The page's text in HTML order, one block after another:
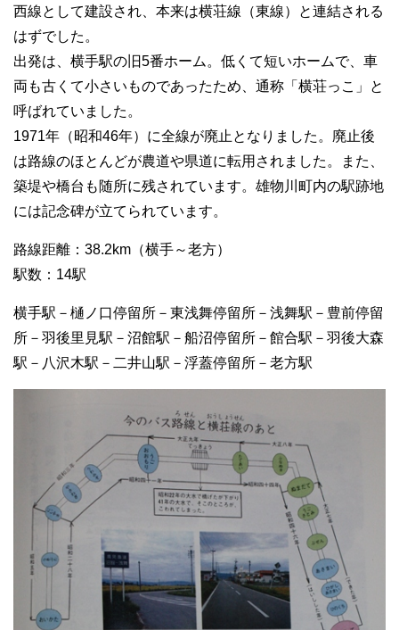
西線として建設され、本来は横荘線（東線）と連結される
はずでした。
出発は、横手駅の旧5番ホーム。低くて短いホームで、車
両も古くて小さいものであったため、通称「横荘っこ」と
呼ばれていました。
1971年（昭和46年）に全線が廃止となりました。廃止後
は路線のほとんどが農道や県道に転用されました。また、
築堤や橋台も随所に残されています。雄物川町内の駅跡地
には記念碑が立てられています。
路線距離：38.2km（横手～老方）
駅数：14駅
横手駅－樋ノ口停留所－東浅舞停留所－浅舞駅－豊前停留
所－羽後里見駅－沼館駅－船沼停留所－館合駅－羽後大森
駅－八沢木駅－二井山駅－浮蓋停留所－老方駅